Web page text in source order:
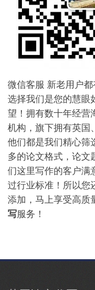
微信客服 新老用户
选择我们是您的慧眼
望！拥有数十年经营
机构，旗下拥有英国
他们都是我们精心筛
多的论文格式，论文
们这里写作的客户满
过行业标准！所以您
添加，马上享受高质
写服务！